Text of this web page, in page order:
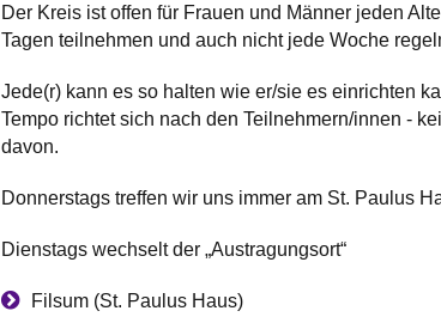
Der Kreis ist offen für Frauen und Männer jeden
Tagen teilnehmen und auch nicht jede Woche
Jede(r) kann es so halten wie er/sie es einrichten
Tempo richtet sich nach den Teilnehmern/innen -
davon.
Donnerstags treffen wir uns immer am St. Paulus
Dienstags wechselt der „Austragungsort“
Filsum (St. Paulus Haus)